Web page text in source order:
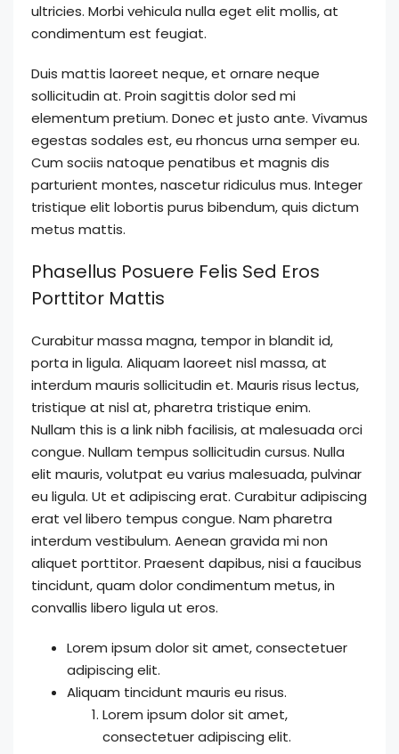
ultricies. Morbi vehicula nulla eget elit mollis, at
condimentum est feugiat.
Duis mattis laoreet neque, et ornare neque
sollicitudin at. Proin sagittis dolor sed mi
elementum pretium. Donec et justo ante. Vivamus
egestas sodales est, eu rhoncus urna semper eu.
Cum sociis natoque penatibus et magnis dis
parturient montes, nascetur ridiculus mus. Integer
tristique elit lobortis purus bibendum, quis dictum
metus mattis.
Phasellus Posuere Felis Sed Eros
Porttitor Mattis
Curabitur massa magna, tempor in blandit id,
porta in ligula. Aliquam laoreet nisl massa, at
interdum mauris sollicitudin et. Mauris risus lectus,
tristique at nisl at, pharetra tristique enim.
Nullam this is a link nibh facilisis, at malesuada orci
congue. Nullam tempus sollicitudin cursus. Nulla
elit mauris, volutpat eu varius malesuada, pulvinar
eu ligula. Ut et adipiscing erat. Curabitur adipiscing
erat vel libero tempus congue. Nam pharetra
interdum vestibulum. Aenean gravida mi non
aliquet porttitor. Praesent dapibus, nisi a faucibus
tincidunt, quam dolor condimentum metus, in
convallis libero ligula ut eros.
Lorem ipsum dolor sit amet, consectetuer
adipiscing elit.
Aliquam tincidunt mauris eu risus.
Lorem ipsum dolor sit amet,
consectetuer adipiscing elit.